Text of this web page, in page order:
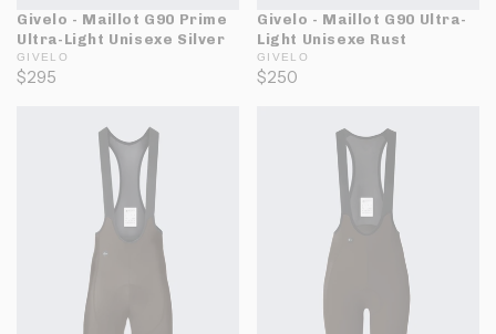
Givelo - Maillot G90 Prime
Ultra-Light Unisexe Silver
GIVELO
$295
Givelo - Maillot G90 Ultra-
Light Unisexe Rust
GIVELO
$250